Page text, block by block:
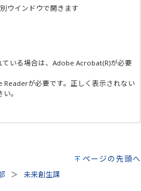
ウインドウで開きます
いる場合は、Adobe Acrobat(R)が必要
Readerが必要です。正しく表示されない
。
ページの先頭へ
未来創生課